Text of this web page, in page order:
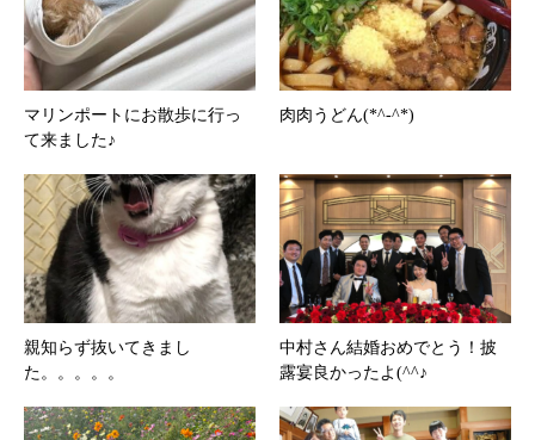
マリンポートにお散歩に行っ
て来ました♪
肉肉うどん(*^-^*)
親知らず抜いてきまし
た。。。。。
中村さん結婚おめでとう！披
露宴良かったよ(^^♪